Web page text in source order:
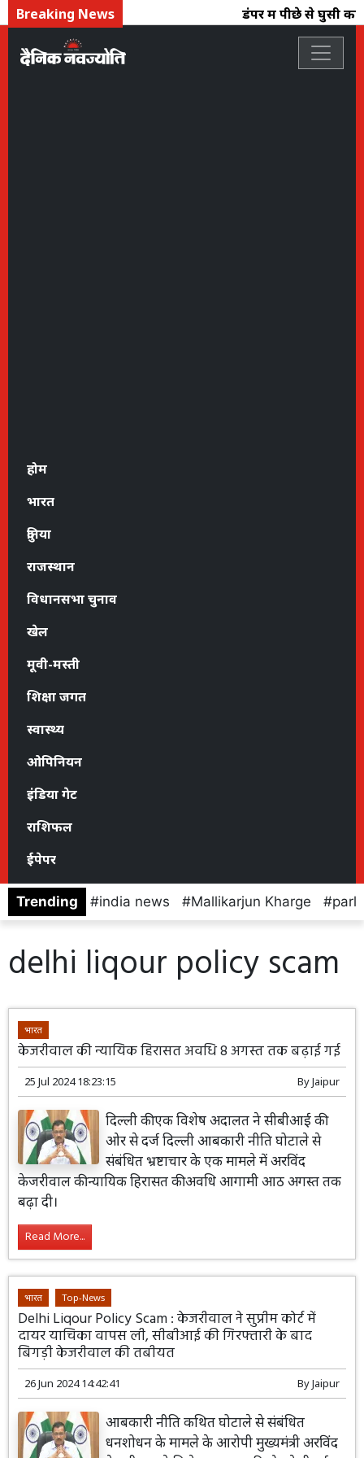
Breaking News डंपर में पीछे से घुसी
होम
भारत
दुनिया
राजस्थान
विधानसभा चुनाव
खेल
मूवी-मस्ती
शिक्षा जगत
स्वास्थ्य
ओपिनियन
इंडिया गेट
राशिफल
ईपेपर
Trending india news Mallikarjun Kharge
delhi liqour policy scam
भारत
केजरीवाल की न्यायिक हिरासत अवधि 8 अगस्त तक बढ़ाई गई
25 Jul 2024 18:23:15 ByJaipur
दिल्ली की एक विशेष अदालत ने सीबीआई की
ओर से दर्ज दिल्ली आबकारी नीति घोटाले से
संबंधित भ्रष्टाचार के एक मामले में अरविंद
केजरीवाल की न्यायिक हिरासत की अवधि आगामी आठ अगस्त तक
बढ़ा दी।
Read More...
भारत Top-News
Delhi Liqour Policy Scam : केजरीवाल ने सुप्रीम कोर्ट में
दायर याचिका वापस ली, सीबीआई की गिरफ्तारी के बाद
बिगड़ी केजरीवाल की तबीयत
26 Jun 2024 14:42:41 ByJaipur
आबकारी नीति कथित घोटाले से संबंधित
धनशोधन के मामले के आरोपी मुख्यमंत्री अरविंद